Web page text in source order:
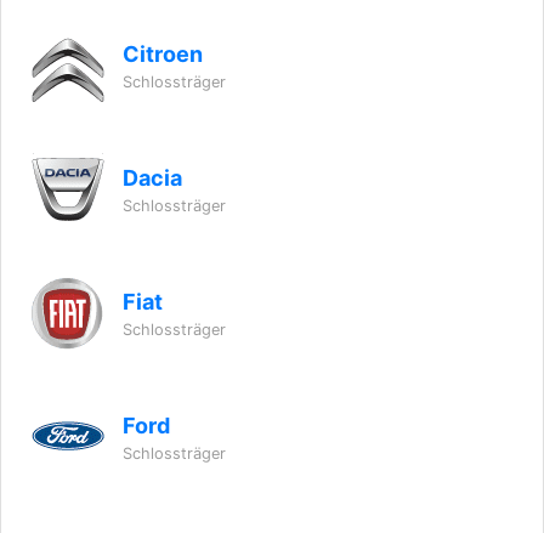
Citroen
Schlossträger
Dacia
Schlossträger
Fiat
Schlossträger
Ford
Schlossträger